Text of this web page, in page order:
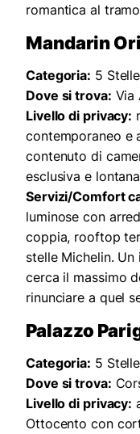
romantica al
Mandarin
Categoria: 5 Stelle
Dove si trova: Via
Livello di privacy:
contemporaneo e
contenuto di
esclusiva e
Servizi/Comfort
luminose con
coppia, rooftop
stelle Michelin.
cerca il massimo
rinunciare a quel
Palazzo
Categoria: 5 Stelle
Dove si trova:
Livello di privacy:
Ottocento con